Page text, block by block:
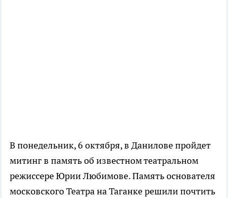
В понедельник, 6 октября, в Данилове пройдет
митинг в память об известном театральном
режиссере Юрии Любимове. Память основателя
московского Театра на Таганке решили почтить